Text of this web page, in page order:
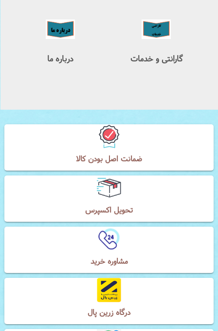
گارانتی و خدمات درباره ما
ضمانت اصل بودن کالا
تحویل اکسپرس
مشاوره خرید
درگاه زرین پال